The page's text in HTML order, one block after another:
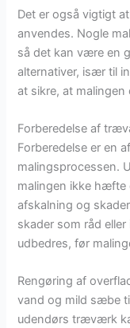
Det er også vigtigt
anvendes. Nogle
så det kan være en
alternativer, især til
at sikre, at
Forberedelse af
Forberedelse er en
malingsprocessen.
malingen ikke hæfte
afskalning og
skader som råd
udbedres, før
Rengøring af
vand og mild sæbe
udendørs træværk